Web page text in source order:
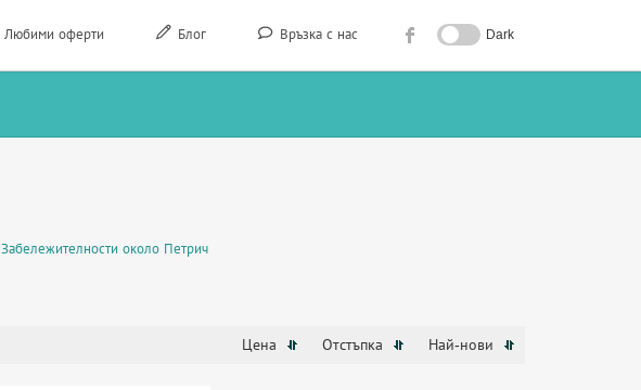
Любими оферти Блог Връзка с нас Dark
Забележителности около Петрич
Цена Отстъпка Най-нови